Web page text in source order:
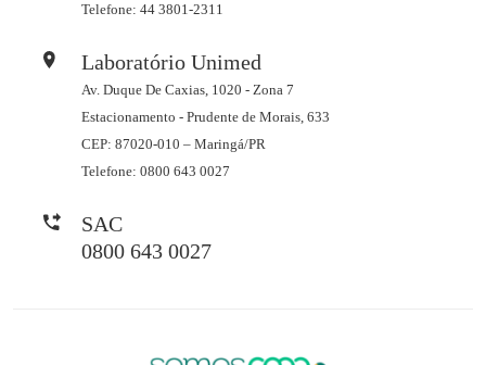
Telefone: 44 3801-2311
Laboratório Unimed
Av. Duque De Caxias, 1020 - Zona 7
Estacionamento - Prudente de Morais, 633
CEP: 87020-010 – Maringá/PR
Telefone: 0800 643 0027
SAC
0800 643 0027